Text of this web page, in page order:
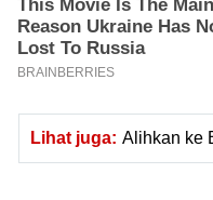
Lihat juga: Alihkan ke